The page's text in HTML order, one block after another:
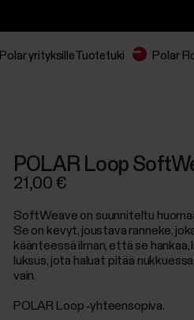
Polar yrityksilleTuotetuki Polar
POLAR Loop
21,00 €
SoftWeave on suunniteltu
Se on kevyt, joustava ranneke,
käänteessä ilman, että se hankaa,
luksus, jota haluat pitää
vain.
POLAR Loop ‑yhteensopiva.